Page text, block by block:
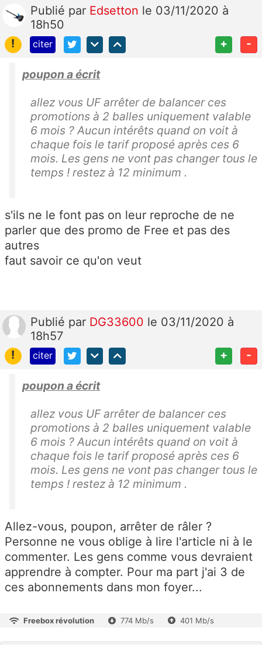
Publié par Edsetton le 03/11/2020 à
18h50
!
citer + -
poupon a écrit
allez vous UF arrêter de balancer ces
promotions à 2 balles uniquement valable
6 mois ? Aucun intérêts quand on voit à
chaque fois le tarif proposé après ces 6
mois. Les gens ne vont pas changer tous le
temps ! restez à 12 minimum .
s'ils ne le font pas on leur reproche de ne
parler que des promo de Free et pas des
autres
faut savoir ce qu'on veut
Publié par DG33600 le 03/11/2020 à
18h57
!
citer + -
poupon a écrit
allez vous UF arrêter de balancer ces
promotions à 2 balles uniquement valable
6 mois ? Aucun intérêts quand on voit à
chaque fois le tarif proposé après ces 6
mois. Les gens ne vont pas changer tous le
temps ! restez à 12 minimum .
Allez-vous, poupon, arrêter de râler ?
Personne ne vous oblige à lire l'article ni à le
commenter. Les gens comme vous devraient
apprendre à compter. Pour ma part j'ai 3 de
ces abonnements dans mon foyer...
Freebox révolution 774 Mb/s 401 Mb/s